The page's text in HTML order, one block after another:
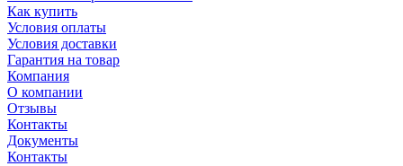
Как купить
Условия оплаты
Условия доставки
Гарантия на товар
Компания
О компании
Отзывы
Контакты
Документы
Контакты